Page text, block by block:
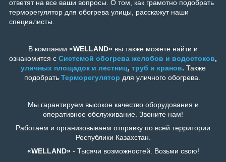
ответят на все ваши вопросы. О том, как грамотно подобрать
терморегулятор для обогрева улицы, расскажут наши
специалисты.
В компании «WELLAND» вы также можете найти и
ознакомится с Системой обогрева желобов и водостоков,
уличных площадок и лестниц, труб и кранов. Также
подобрать Терморегулятор для уличного обогрева.
Мы гарантируем высокое качество оборудования и
оперативное обслуживание. Звоните нам!
Работаем и организовываем отправку по всей территории
Республики Казахстан.
«WELLAND»- Тысячи возможностей. Возьми свою!